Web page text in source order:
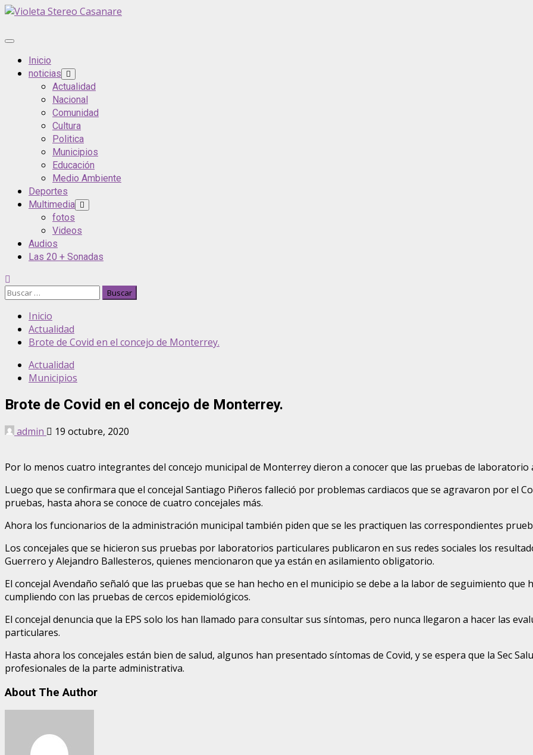
Saltar
contenido
Menú
principalInicio
noticias
Actualidad
Nacional
Comunidad
Cultura
Politica
Municipios
Educación
Medio Ambiente
Deportes
Multimedia
fotos
Videos
Audios
Las 20 + Sonadas
Buscar:
Inicio
Actualidad
Brote de Covid en el concejo de Monterrey.
Actualidad
Municipios
Brote de Covid en el concejo de Monterrey.
admin 19 octubre, 2020
Por lo menos cuatro integrantes del concejo municipal de Monterrey dieron a conocer que las pruebas de
Luego que se confirmara que el concejal Santiago Piñeros falleció por problemas cardiacos que se agravaron por el
pruebas, hasta ahora se conoce de cuatro concejales más.
Ahora los funcionarios de la administración municipal también piden que se les practiquen las correspondientes
Los concejales que se hicieron sus pruebas por laboratorios particulares publicaron en sus redes sociales los
Guerrero y Alejandro Ballesteros, quienes mencionaron que ya están en asilamiento obligatorio.
El concejal Avendaño señaló que las pruebas que se han hecho en el municipio se debe a la labor de seguimiento que
cumpliendo con las pruebas de cercos epidemiológicos.
El concejal denuncia que la EPS solo los han llamado para consultar sus síntomas, pero nunca llegaron a hacer las
particulares.
Hasta ahora los concejales están bien de salud, algunos han presentado síntomas de Covid, y se espera que la Sec
profesionales de la parte administrativa.
About The Author